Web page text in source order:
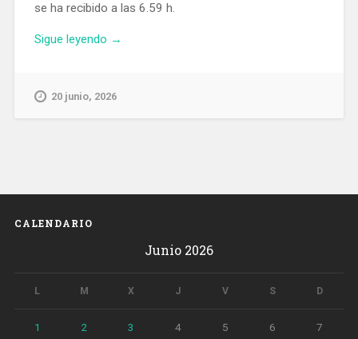
se ha recibido a las 6.59 h.
Sigue leyendo «Muere
hombre
de
→
20 junio, 2026
CALENDARIO
Junio 2026
L M X J V S D
1 2 3 4 5 6 7